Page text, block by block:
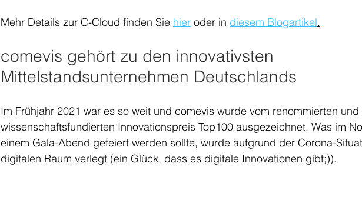
Mehr Details zur C-Cloud finden Sie hier oder in diesem Blogartikel.
comevis gehört zu den innovativsten
Mittelstandsunternehmen Deutschlands
Im Frühjahr 2021 war es so weit und comevis wurde vom renommierten und
wissenschaftsfundierten Innovationspreis Top100 ausgezeichnet. Was im
einem Gala-Abend gefeiert werden sollte, wurde aufgrund der Corona-
digitalen Raum verlegt (ein Glück, dass es digitale Innovationen gibt;)).